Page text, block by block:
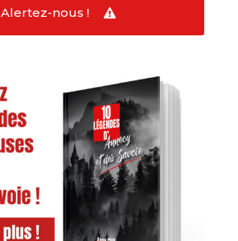
Alertez-nous !